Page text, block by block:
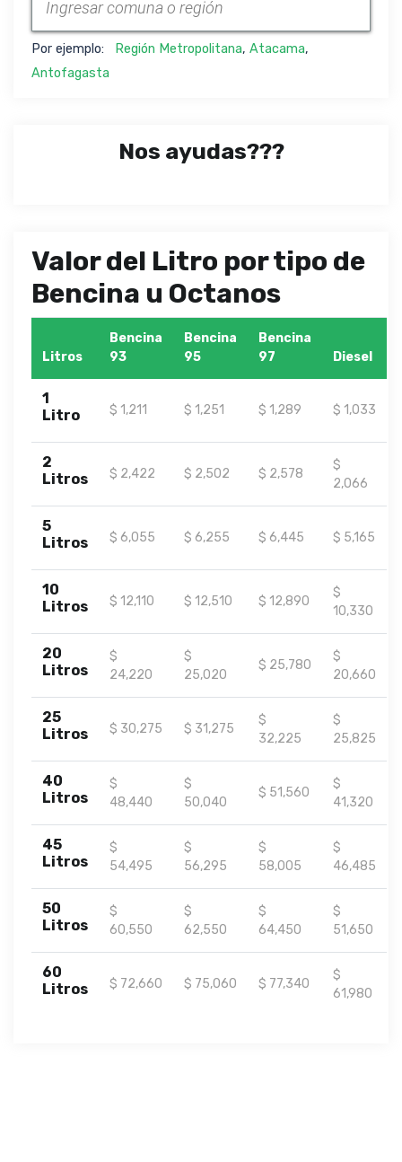
Por ejemplo: Región Metropolitana, Atacama,
Antofagasta
Nos ayudas???
Valor del Litro por tipo de
Bencina u Octanos
Litros
Bencina
93
Bencina
95
Bencina
97
Diesel
1
Litro
$ 1,211 $ 1,251 $ 1,289 $ 1,033
2
Litros
$ 2,422 $ 2,502 $ 2,578
$
2,066
5
Litros
$ 6,055 $ 6,255 $ 6,445 $ 5,165
10
Litros
$ 12,110 $ 12,510 $ 12,890
$
10,330
20
Litros
$
24,220
$
25,020
$ 25,780
$
20,660
25
Litros
$ 30,275 $ 31,275
$
32,225
$
25,825
40
Litros
$
48,440
$
50,040
$ 51,560
$
41,320
45
Litros
$
54,495
$
56,295
$
58,005
$
46,485
50
Litros
$
60,550
$
62,550
$
64,450
$
51,650
60
Litros
$ 72,660 $ 75,060 $ 77,340
$
61,980